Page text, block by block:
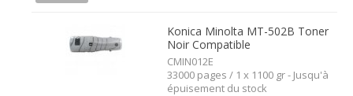
Konica Minolta MT-502B Toner
Noir Compatible
CMIN012E
33000 pages / 1 x 1100 gr - Jusqu'à
épuisement du stock